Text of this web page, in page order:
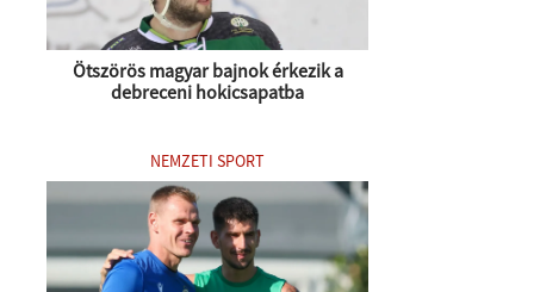
Ötszörös magyar bajnok érkezik a
debreceni hokicsapatba
NEMZETI SPORT